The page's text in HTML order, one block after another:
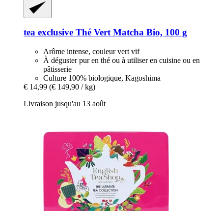
tea exclusive Thé Vert Matcha Bio, 100 g
Arôme intense, couleur vert vif
À déguster pur en thé ou à utiliser en cuisine ou en
pâtisserie
Culture 100% biologique, Kagoshima
€ 14,99 (€ 149,90 / kg)
Livraison jusqu'au 13 août